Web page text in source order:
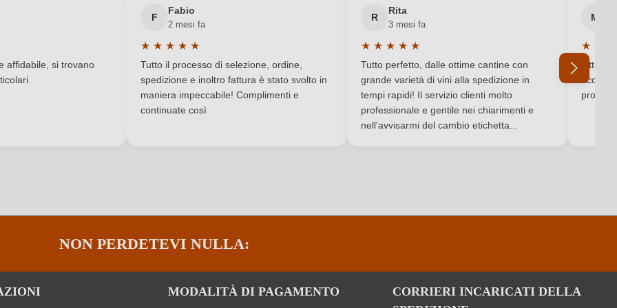
Produttore
Regione Campania
Solfiti Contiene solfiti
0.5 g
Ho dimenticato la mia password.
di 5 su 5 stelle
affidabile, si trovano
F
Fabio
2 mesi fa
★ ★ ★ ★ ★
Valutazione media di 5 su 5 stelle
Tutto il processo di selezione, ordine,
spedizione e inoltro fattura è stato svolto in
maniera impeccabile! Complimenti e
continuate così
R
Rita
3 mesi fa
★ ★ ★ ★ ★
Valutazione media di 5 su 5 stelle
Tutto perfetto, dalle ottime cantine con
grande varietà di vini alla spedizione in
tempi rapidi! Il servizio clienti molto
professionale e gentile nei chiarimenti e
nell'avvisarmi del cambio etichetta...
M
★ ★
Ottimo
NON PERDETEVI NULLA:
MODALITÀ DI PAGAMENTO
CORRIERI INCARICATI DELLA